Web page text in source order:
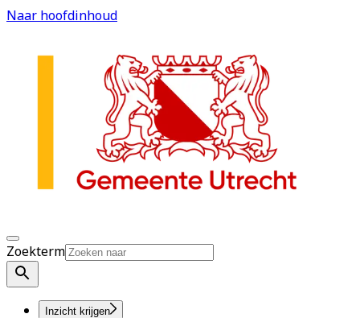
Naar hoofdinhoud
Zoekterm
Inzicht krijgen